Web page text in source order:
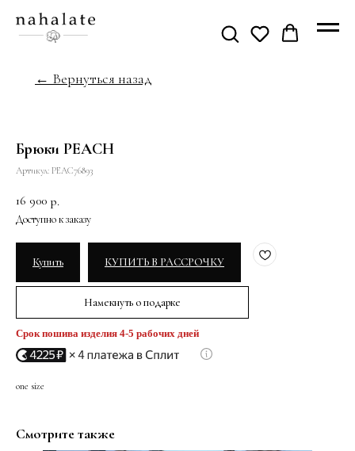
← Вернуться назад
Брюки PEACH
Артикул: PEAC76893
16 900 р.
Купить КУПИТЬ В РАССРОЧКУ
Намекнуть о подарке
Срок пошива изделия 4-5 рабочих дней
one size
Смотрите также